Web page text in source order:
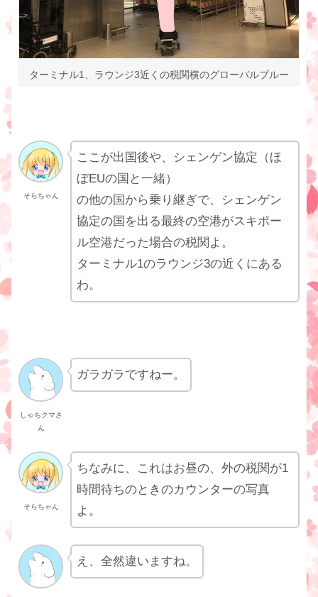
ターミナル1、ラウンジ3近くの税関横のグローバルブルー
そらちゃん
ここが出国後や、シェンゲン協定（ほ
ぼEUの国と一緒）
の他の国から乗り継ぎで、シェンゲン
協定の国を出る最終の空港がスキポー
ル空港だった場合の税関よ。
ターミナル1のラウンジ3の近くにある
わ。
しゃちクマさ
ん
ガラガラですねー。
そらちゃん
ちなみに、これはお昼の、外の税関が1
時間待ちのときのカウンターの写真
よ。
え、全然違いますね。